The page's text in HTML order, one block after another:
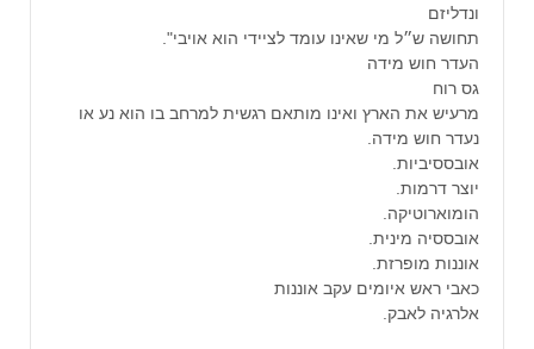
ונדליזם
תחושה ש״ל מי שאינו עומד לציידי הוא אויבי".
העדר חוש מידה
גס רוח
מרעיש את הארץ ואינו מותאם רגשית למרחב בו הוא נע או
נעדר חוש מידה.
אובססיביות.
יוצר דרמות.
הומוארוטיקה.
אובססיה מינית.
אוננות מופרזת.
כאבי ראש איומים עקב אוננות
אלרגיה לאבק.